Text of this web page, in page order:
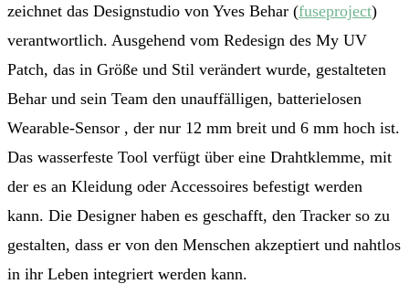
zeichnet das Designstudio von Yves Behar (fuseproject)
verantwortlich. Ausgehend vom Redesign des My UV
Patch, das in Größe und Stil verändert wurde, gestalteten
Behar und sein Team den unauffälligen, batterielosen
Wearable-Sensor , der nur 12 mm breit und 6 mm hoch ist.
Das wasserfeste Tool verfügt über eine Drahtklemme, mit
der es an Kleidung oder Accessoires befestigt werden
kann. Die Designer haben es geschafft, den Tracker so zu
gestalten, dass er von den Menschen akzeptiert und nahtlos
in ihr Leben integriert werden kann.